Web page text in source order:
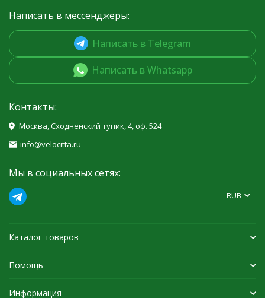
Написать в мессенджеры:
Написать в Telegram
Написать в Whatsapp
Контакты:
Москва, Сходненский тупик, 4, оф. 524
info@velocitta.ru
Мы в социальных сетях:
RUB
Каталог товаров
Помощь
Информация